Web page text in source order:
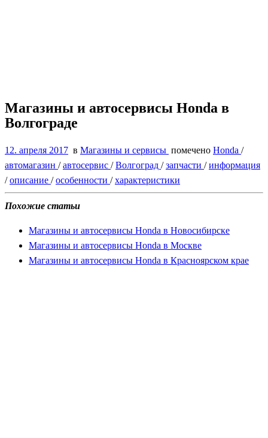
Магазины и автосервисы Honda в
Волгограде
12. апреля 2017 в Магазины и сервисы помечено Honda /
автомагазин /автосервис /Волгоград /запчасти /информация
/описание /особенности /характеристики
Похожие статьи
Магазины и автосервисы Honda в Новосибирске
Магазины и автосервисы Honda в Москве
Магазины и автосервисы Honda в Красноярском крае